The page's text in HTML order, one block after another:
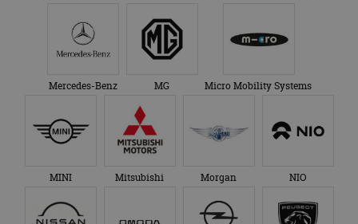
Mercedes-Benz MG Micro Mobility Systems
MINI Mitsubishi Morgan NIO